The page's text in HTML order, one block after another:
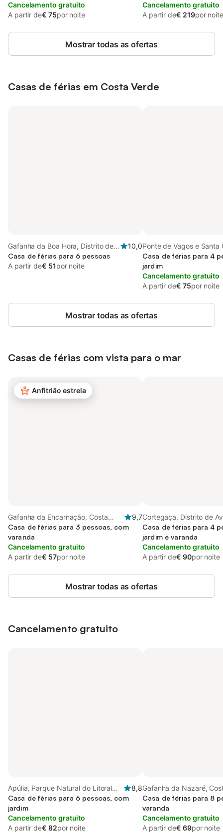
Cancelamento gratuito
A partir de€ 75por noite
Cancelamento gratuito
A partir de€ 219por noite
Mostrar todas as ofertas
Casas de férias em Costa Verde
Gafanha da Boa Hora, Distrito de
Aveiro
10,0
Casa de férias para 6 pessoas
A partir de€ 51por noite
Ponte de Vagos e Santa
Distrito de Aveiro
Casa de férias para 4
jardim
Cancelamento gratuito
A partir de€ 75por noite
Mostrar todas as ofertas
Casas de férias com vista para o mar
Anfitrião estrela
Gafanha da Encarnação, Costa
Nova
9,7
Casa de férias para 3 pessoas, com
varanda
Cancelamento gratuito
A partir de€ 57por noite
Cortegaça, Distrito de
Casa de férias para 4
jardim e varanda
Cancelamento gratuito
A partir de€ 90por noite
Mostrar todas as ofertas
Cancelamento gratuito
Apúlia, Parque Natural do Litoral
Norte
8,8
Casa de férias para 6 pessoas, com
jardim
Cancelamento gratuito
A partir de€ 82por noite
Gafanha da Nazaré,
Casa de férias para 8
varanda
Cancelamento gratuito
A partir de€ 69por noite